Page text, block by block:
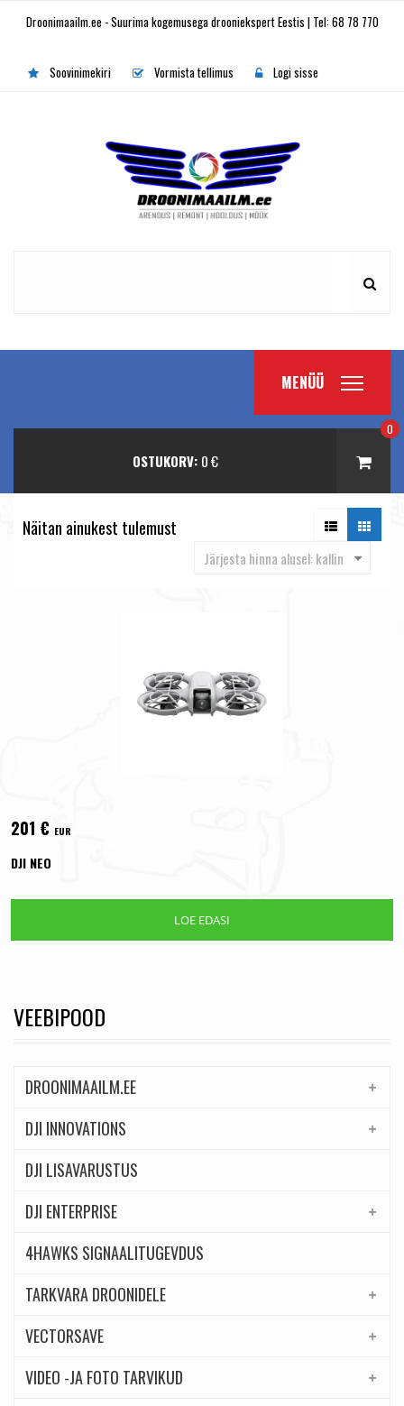
Droonimaailm.ee - Suurima kogemusega drooniekspert Eestis | Tel: 68 78 770
Soovinimekiri Vormista tellimus Logi sisse
MENÜÜ
OSTUKORV: 0€
0
Näitan ainukest tulemust
201 € EUR
DJI NEO
LOE EDASI
VEEBIPOOD
DROONIMAAILM.EE
DJI INNOVATIONS
DJI LISAVARUSTUS
DJI ENTERPRISE
4HAWKS SIGNAALITUGEVDUS
TARKVARA DROONIDELE
VECTORSAVE
VIDEO -JA FOTO TARVIKUD